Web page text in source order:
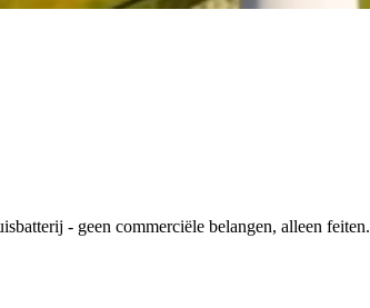
- geen commerciële belangen, alleen feiten.